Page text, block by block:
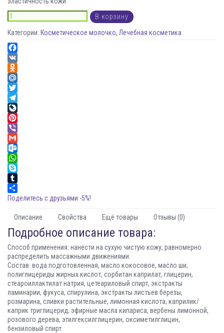
В корзину
Категории: Косметическое молочко, Лечебная косметика
Facebook
VK
Odnoklassniki
Mail.Ru
Twitter
Telegram
LiveJournal
Pinterest
Viber
Gmail
Outlook.com
WhatsApp
Skype
Tumblr
Поделитесь с друзьями -5%!
Описание Свойства Ещё товары Отзывы (0)
Подробное описание товара:
Способ применения: нанести на сухую чистую кожу, равномерно
распределить массажными движениями.
Состав: вода подготовленная, масло кокосовое, масло ши,
полиглицериды жирных кислот, сорбитан каприлат, глицерин,
стеароиллактилат натрия, цетеариловый спирт, экстракты
ламинарии, фукуса, спирулина, экстракты листьев березы,
розмарина, сливки растительные, лимонная кислота, каприлик/
каприк триглицерид, эфирные масла кипариса, вербены лимонной,
розового дерева, этилгексилглицерин, оксиметилглицин,
бензиловый спирт.